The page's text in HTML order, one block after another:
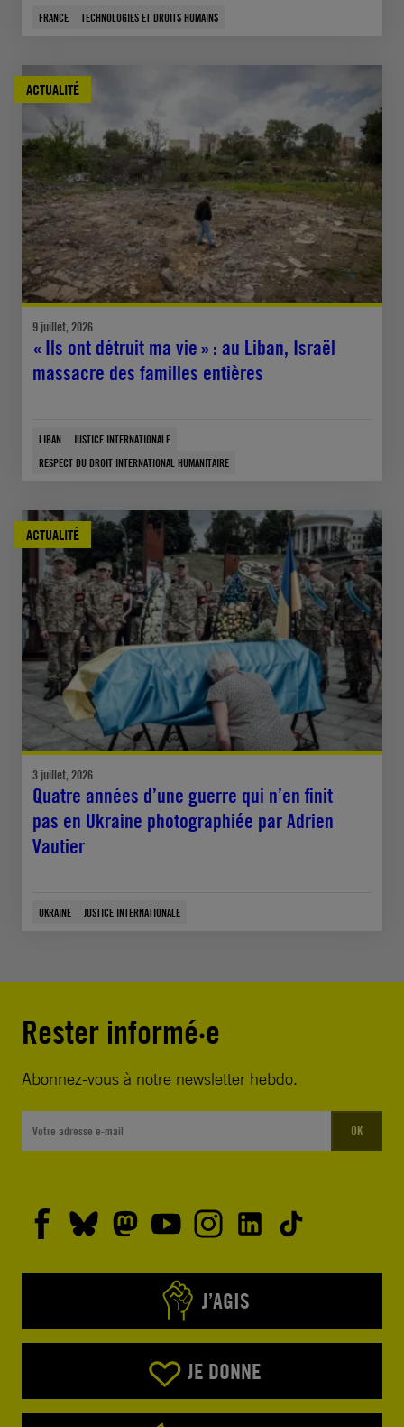
FRANCE TECHNOLOGIES ET DROITS HUMAINS
ACTUALITÉ
9 juillet, 2026
« Ils ont détruit ma vie » : au Liban, Israël
massacre des familles entières
LIBAN
JUSTICE INTERNATIONALE
RESPECT DU DROIT INTERNATIONAL HUMANITAIRE
ACTUALITÉ
3 juillet, 2026
Quatre années d’une guerre qui n’en finit
pas en Ukraine photographiée par Adrien
Vautier
UKRAINE JUSTICE INTERNATIONALE
Rester informé·e
Abonnez-vous à notre newsletter hebdo.
OK
J’AGIS
JE DONNE